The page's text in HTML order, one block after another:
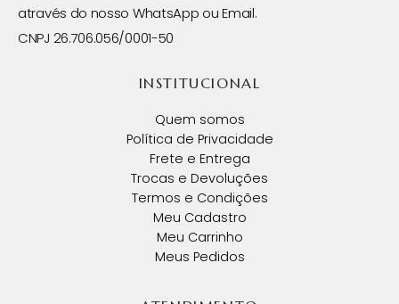
através do nosso WhatsApp ou Email.
CNPJ 26.706.056/0001-50
INSTITUCIONAL
Quem somos
Política de Privacidade
Frete e Entrega
Trocas e Devoluções
Termos e Condições
Meu Cadastro
Meu Carrinho
Meus Pedidos